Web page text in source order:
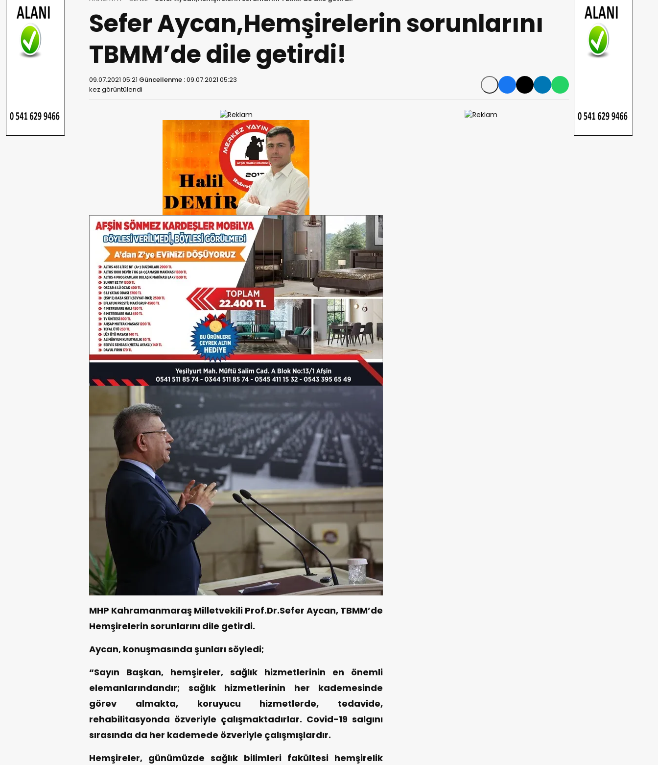
Sefer Aycan,Hemşirelerin sorunlarını
TBMM’de dile getirdi!
09.07.2021 05:21 Güncellenme :09.07.2021 05:23
kez görüntülendi
MHP Kahramanmaraş Milletvekili Prof.Dr.Sefer Aycan, TBMM’de
Hemşirelerin sorunlarını dile getirdi.
Aycan, konuşmasında şunları söyledi;
“Sayın Başkan, hemşireler, sağlık hizmetlerinin en önemli
elemanlarındandır; sağlık hizmetlerinin her kademesinde
görev almakta, koruyucu hizmetlerde, tedavide,
rehabilitasyonda özveriyle çalışmaktadırlar. Covid-19 salgını
sırasında da her kademede özveriyle çalışmışlardır.
Hemşireler, günümüzde sağlık bilimleri fakültesi hemşirelik